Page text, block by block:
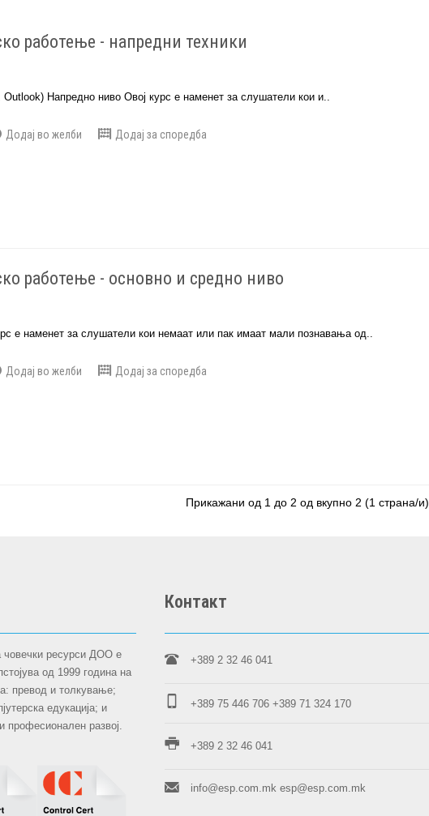
работење - напредни техники
Напредно ниво Овој курс е наменет за слушатели кои и..
Додај во желби Додај за споредба
работење - основно и средно ниво
е наменет за слушатели кои немаат или пак имаат мали познавања од..
Додај во желби Додај за споредба
Прикажани од 1 до 2 од вкупно 2 (1 страна/и)
човечки ресурси ДОО е
oд 1999 година на
превод и толкување;
едукација; и
професионален развој.
Контакт
+389 2 32 46 041
+389 75 446 706 +389 71 324 170
+389 2 32 46 041
info@esp.com.mk esp@esp.com.mk